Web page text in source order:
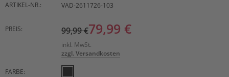
ARTIKEL-NR.:
VAD-2611726-103
PREIS: 99,99 €79,99 €
inkl. MwSt.
zzgl. Versandkosten
FARBE: